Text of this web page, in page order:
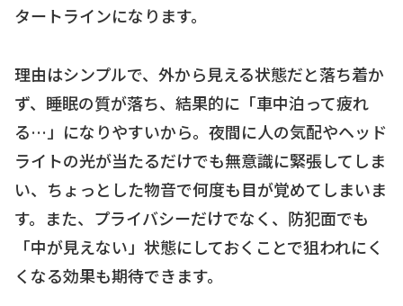
タートラインになります。
理由はシンプルで、外から見える状態だと落ち着か
ず、睡眠の質が落ち、結果的に「車中泊って疲れ
る…」になりやすいから。夜間に人の気配やヘッド
ライトの光が当たるだけでも無意識に緊張してしま
い、ちょっとした物音で何度も目が覚めてしまいま
す。また、プライバシーだけでなく、防犯面でも
「中が見えない」状態にしておくことで狙われにく
くなる効果も期待できます。